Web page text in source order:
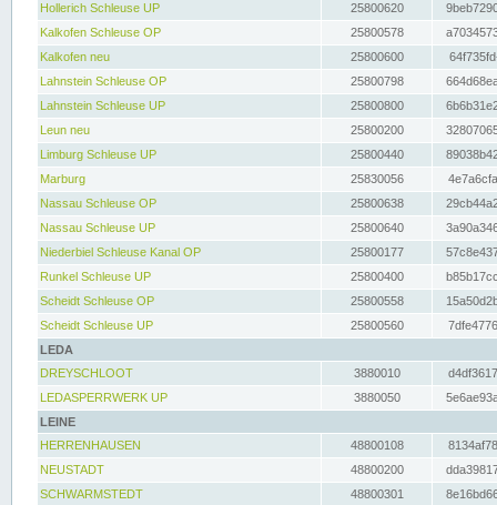
Hollerich Schleuse UP
25800620
Kalkofen Schleuse OP
25800578
Kalkofen neu
25800600
Lahnstein Schleuse OP
25800798
Lahnstein Schleuse UP
25800800
Leun neu
25800200
Limburg Schleuse UP
25800440
Marburg
25830056
Nassau Schleuse OP
25800638
Nassau Schleuse UP
25800640
Niederbiel Schleuse Kanal OP
25800177
Runkel Schleuse UP
25800400
Scheidt Schleuse OP
25800558
Scheidt Schleuse UP
25800560
LEDA
DREYSCHLOOT
3880010
LEDASPERRWERK UP
3880050
LEINE
HERRENHAUSEN
48800108
NEUSTADT
48800200
SCHWARMSTEDT
48800301